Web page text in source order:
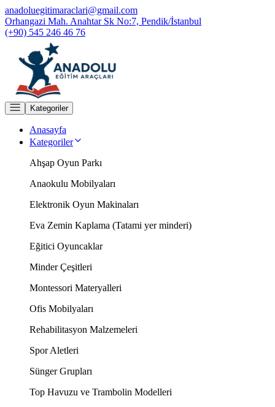
anadoluegitimaraclari@gmail.com
Orhangazi Mah. Anahtar Sk No:7, Pendik/İstanbul
(+90) 545 246 46 76
Kategoriler
Anasayfa
Kategoriler
Ahşap Oyun Parkı
Anaokulu Mobilyaları
Elektronik Oyun Makinaları
Eva Zemin Kaplama (Tatami yer minderi)
Eğitici Oyuncaklar
Minder Çeşitleri
Montessori Materyalleri
Ofis Mobilyaları
Rehabilitasyon Malzemeleri
Spor Aletleri
Sünger Grupları
Top Havuzu ve Trambolin Modelleri